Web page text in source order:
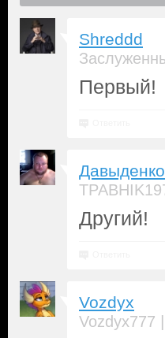
Shreddd
Первый!
Другий!
Vozdyx
Vozdyx777 |